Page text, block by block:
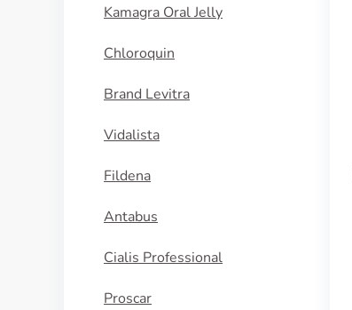
Kamagra Oral Jelly
Chloroquin
Brand Levitra
Vidalista
Fildena
Antabus
Cialis Professional
Proscar